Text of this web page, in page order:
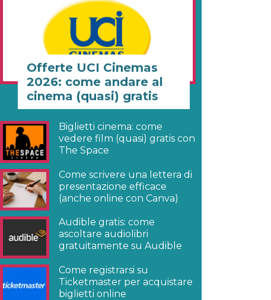
Offerte UCI Cinemas
2026: come andare al
cinema (quasi) gratis
Biglietti cinema: come
vedere film (quasi) gratis con
The Space
Come scrivere una lettera di
presentazione efficace
(anche online con Canva)
Audible gratis: come
ascoltare audiolibri
gratuitamente su Audible
Come registrarsi su
Ticketmaster per acquistare
biglietti online